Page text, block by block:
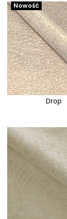
Nowość
Drop